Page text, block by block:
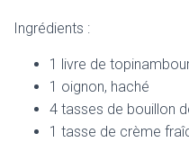
Ingrédients :
1 livre de
1 oignon, haché
4 tasses de bouillon
1 tasse de crème